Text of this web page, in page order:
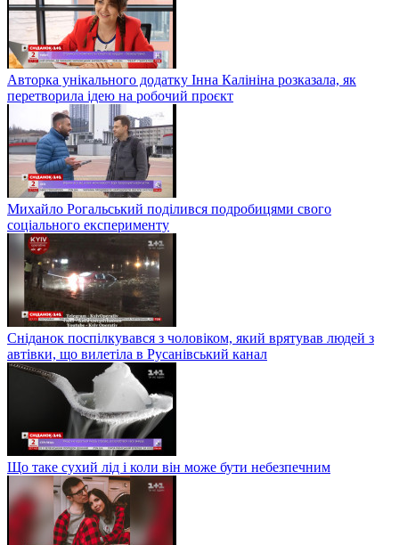
Авторка унікального додатку Інна Калініна розказала, як
перетворила ідею на робочий проєкт
Михайло Рогальський поділився подробицями свого
соціального експерименту
Сніданок поспілкувався з чоловіком, який врятував людей з
автівки, що вилетіла в Русанівський канал
Що таке сухий лід і коли він може бути небезпечним